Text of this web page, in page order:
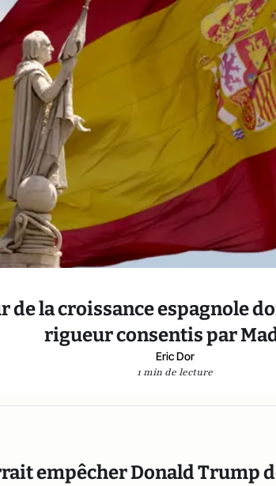
de la croissance espagnole
rigueur consentis par
Eric Dor
1 min de lecture
empêcher Donald Trump